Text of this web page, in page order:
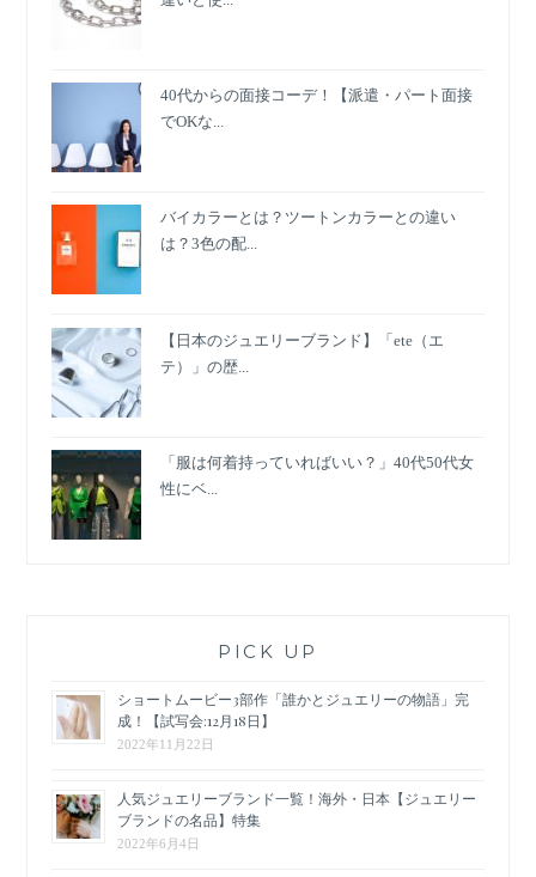
40代からの面接コーデ！【派遣・パート面接
でOKな...
バイカラーとは？ツートンカラーとの違い
は？3色の配...
【日本のジュエリーブランド】「ete（エ
テ）」の歴...
「服は何着持っていればいい？」40代50代女
性にベ...
PICK UP
ショートムービー3部作「誰かとジュエリーの物語」完
成！【試写会:12月18日】
2022年11月22日
人気ジュエリーブランド一覧！海外・日本【ジュエリー
ブランドの名品】特集
2022年6月4日